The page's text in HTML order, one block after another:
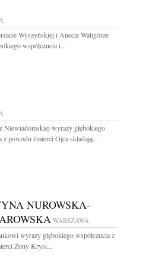
Wyszyńskiej i Anecie Waligórze
współczucia i...
Niewiadomskiej wyrazy głębokiego
z powodu śmierci Ojca składają...
NUROWSKA-
WARSZAWA
wyrazy głębokiego współczucia z
Żony Krysi...